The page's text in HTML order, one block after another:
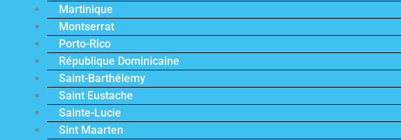
Martinique
Montserrat
Porto-Rico
République Dominicaine
Saint-Barthélemy
Saint Eustache
Sainte-Lucie
Sint Maarten